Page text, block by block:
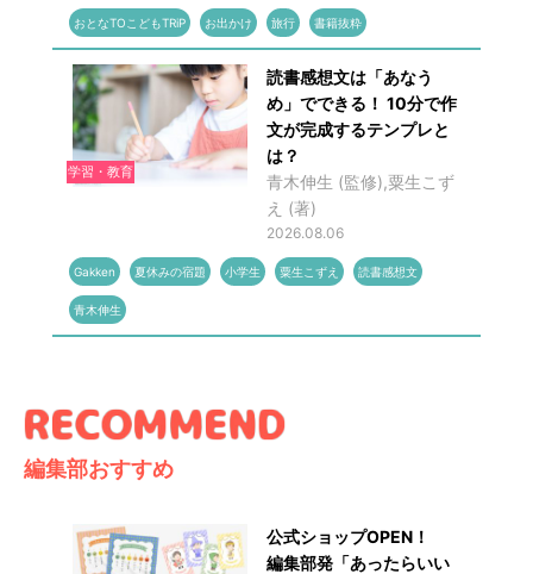
おとなTOこどもTRiP お出かけ 旅行 書籍抜粋
学習・教育
読書感想文は「あなう
め」でできる！ 10分で作
文が完成するテンプレと
は？
青木伸生 (監修),粟生こず
え (著)
2026.08.06
Gakken 夏休みの宿題 小学生 粟生こずえ 読書感想文
青木伸生
編集部おすすめ
公式ショップOPEN！
編集部発「あったらいい